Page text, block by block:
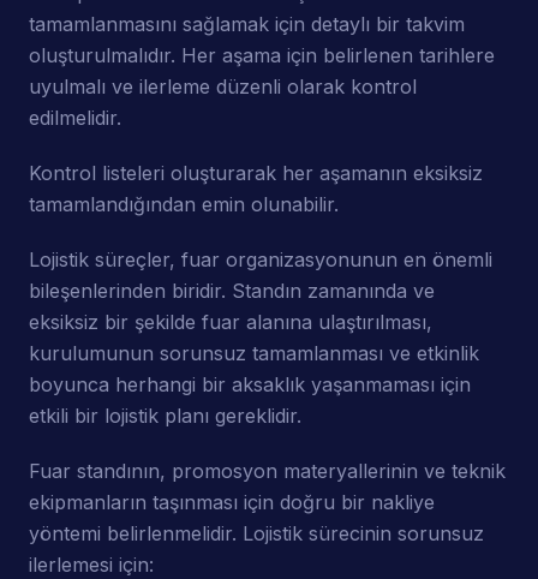
tamamlanmasını sağlamak için detaylı bir takvim
oluşturulmalıdır. Her aşama için belirlenen tarihlere
uyulmalı ve ilerleme düzenli olarak kontrol
edilmelidir.
Kontrol listeleri oluşturarak her aşamanın eksiksiz
tamamlandığından emin olunabilir.
Lojistik süreçler, fuar organizasyonunun en önemli
bileşenlerinden biridir. Standın zamanında ve
eksiksiz bir şekilde fuar alanına ulaştırılması,
kurulumunun sorunsuz tamamlanması ve etkinlik
boyunca herhangi bir aksaklık yaşanmaması için
etkili bir lojistik planı gereklidir.
Fuar standının, promosyon materyallerinin ve teknik
ekipmanların taşınması için doğru bir nakliye
yöntemi belirlenmelidir. Lojistik sürecinin sorunsuz
ilerlemesi için: